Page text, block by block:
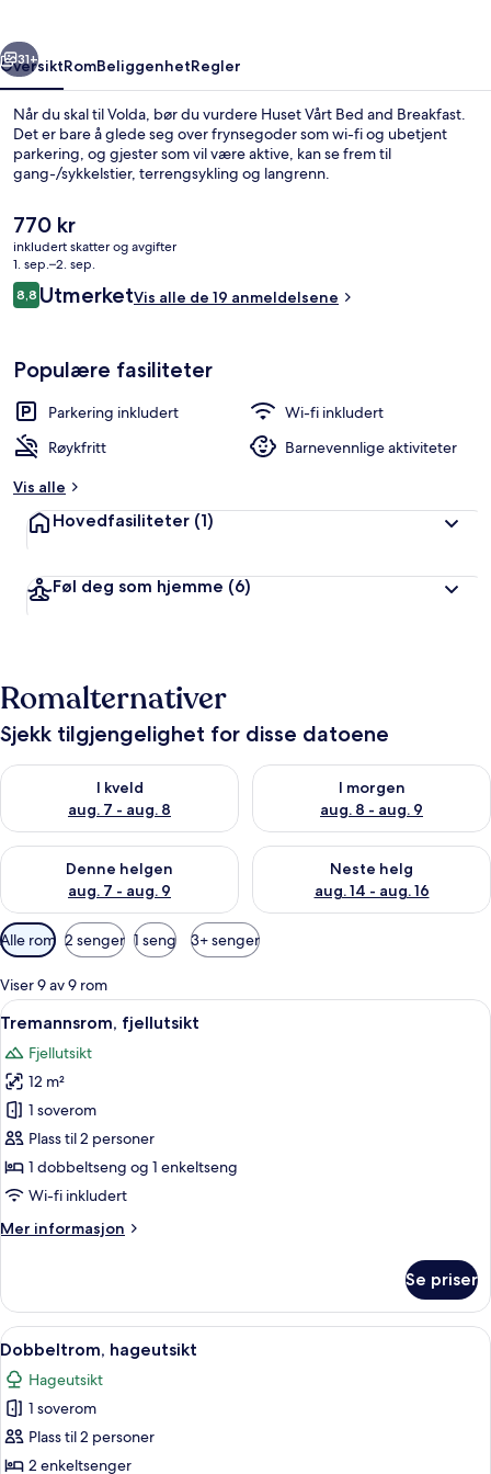
Sitteområde i lobbyen
Neste
31+
OversiktRomBeliggenhetRegler
Når du skal til Volda, bør du vurdere Huset Vårt Bed and Breakfast.
Det er bare å glede seg over frynsegoder som wi-fi og ubetjent
parkering, og gjester som vil være aktive, kan se frem til
gang-/sykkelstier, terrengsykling og langrenn.
Den
nåværende
prisen
er
770 kr
770 kr
inkludert skatter og avgifter
1. sep.–2. sep.
Anmeldelser
8,88,8 av 10 –
UtmerketVis alle de 19 anmeldelsene
Populære fasiliteter
Parkering inkludert
Wi-fi inkludert
Røykfritt
Barnevennlige aktiviteter
Vis alle
Hovedfasiliteter (1)
Føl deg som hjemme (6)
Romalternativer
Sjekk tilgjengelighet for disse datoene
I kveld
aug. 7 - aug. 8
Sjekk tilgjengelighet for i kveld, aug. 7 - aug. 8
I morgen
aug. 8 - aug. 9
Sjekk tilgjengelighet for i
Denne helgen
aug. 7 - aug. 9
Sjekk tilgjengelighet for denne helgen, aug. 7 - aug. 9
Neste helg
aug. 14 - aug. 16
Sjekk tilgjengelighet for neste
Tilgjengelige
filtre
for
rom
Alle rom 2 senger 1 seng 3+ senger
Viser 9 av 9 rom
Åpne
alle
bildene
av
Tremannsrom,
fjellutsikt
Skrivebord for bærbar PC, wi-fi
3
Tremannsrom, fjellutsikt
Fjellutsikt
12 m²
1 soverom
Plass til 2 personer
1 dobbeltseng og 1 enkeltseng
Wi-fi inkludert
Mer informasjon
Mer
fjellutsikt
Se priser
Åpne
alle
bildene
av
Dobbeltrom,
hageutsikt
Skrivebord for bærbar PC, wi-fi
3
Dobbeltrom, hageutsikt
Hageutsikt
1 soverom
Plass til 2 personer
2 enkeltsenger